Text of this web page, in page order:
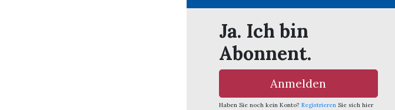
Ja. Ich bin
Abonnent.
Anmelden
Haben Sie noch kein Konto? Registrieren Sie sich hier